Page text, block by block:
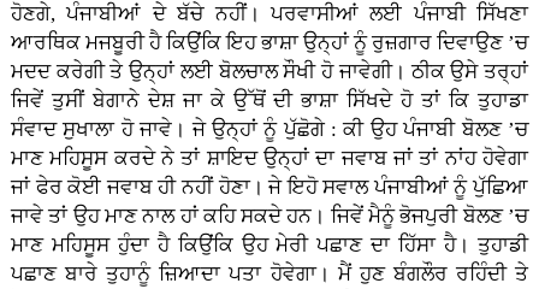
ਹੋਣਗੇ, ਪੰਜਾਬੀਆਂ ਦੇ ਬੱਚੇ ਨਹੀਂ। ਪਰਵਾਸੀਆਂ ਲਈ ਪੰਜਾਬੀ ਸਿੱਖਣਾ
ਆਰਥਿਕ ਮਜਬੂਰੀ ਹੈ ਕਿਉਂਕਿ ਇਹ ਭਾਸ਼ਾ ਉਨ੍ਹਾਂ ਨੂੰ ਰੁਜ਼ਗਾਰ ਦਿਵਾਉਣ ’ਚ
ਮਦਦ ਕਰੇਗੀ ਤੇ ਉਨ੍ਹਾਂ ਲਈ ਬੋਲਚਾਲ ਸੌਖੀ ਹੋ ਜਾਵੇਗੀ। ਠੀਕ ਉਸੇ ਤਰ੍ਹਾਂ
ਜਿਵੇਂ ਤੁਸੀਂ ਬੇਗਾਨੇ ਦੇਸ਼ ਜਾ ਕੇ ਉੱਥੋਂ ਦੀ ਭਾਸ਼ਾ ਸਿੱਖਦੇ ਹੋ ਤਾਂ ਕਿ ਤੁਹਾਡਾ
ਸੰਵਾਦ ਸੁਖਾਲਾ ਹੋ ਜਾਵੇ। ਜੇ ਉਨ੍ਹਾਂ ਨੂੰ ਪੁੱਛੋਗੇ : ਕੀ ਉਹ ਪੰਜਾਬੀ ਬੋਲਣ ’ਚ
ਮਾਣ ਮਹਿਸੂਸ ਕਰਦੇ ਨੇ ਤਾਂ ਸ਼ਾਇਦ ਉਨ੍ਹਾਂ ਦਾ ਜਵਾਬ ਜਾਂ ਤਾਂ ਨਾਂਹ ਹੋਵੇਗਾ
ਜਾਂ ਫੇਰ ਕੋਈ ਜਵਾਬ ਹੀ ਨਹੀਂ ਹੋਣਾ। ਜੇ ਇਹੋ ਸਵਾਲ ਪੰਜਾਬੀਆਂ ਨੂੰ ਪੁੱਛਿਆ
ਜਾਵੇ ਤਾਂ ਉਹ ਮਾਣ ਨਾਲ ਹਾਂ ਕਹਿ ਸਕਦੇ ਹਨ। ਜਿਵੇਂ ਮੈਨੂੰ ਭੋਜਪੁਰੀ ਬੋਲਣ ’ਚ
ਮਾਣ ਮਹਿਸੂਸ ਹੁੰਦਾ ਹੈ ਕਿਉਂਕਿ ਉਹ ਮੇਰੀ ਪਛਾਣ ਦਾ ਹਿੱਸਾ ਹੈ। ਤੁਹਾਡੀ
ਪਛਾਣ ਬਾਰੇ ਤੁਹਾਨੂੰ ਜ਼ਿਆਦਾ ਪਤਾ ਹੋਵੇਗਾ। ਮੈਂ ਹੁਣ ਬੰਗਲੌਰ ਰਹਿੰਦੀ ਤੇ